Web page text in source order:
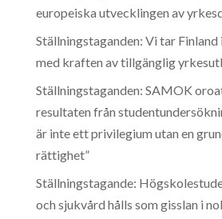
europeiska utvecklingen av
Ställningstaganden: Vi tar
med kraften av tillgänglig
Ställningstaganden: SAMOK
resultaten från
är inte ett privilegium utan en
rättighet”
Ställningstagande:
och sjukvård hålls som gisslan i